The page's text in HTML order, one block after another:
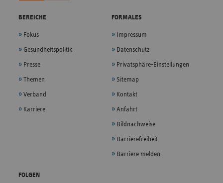
BEREICHE
Fokus
Gesundheitspolitik
Presse
Themen
Verband
Karriere
FORMALES
Impressum
Datenschutz
Privatsphäre-Einstellungen
Sitemap
Kontakt
Anfahrt
Bildnachweise
Barrierefreiheit
Barriere melden
FOLGEN